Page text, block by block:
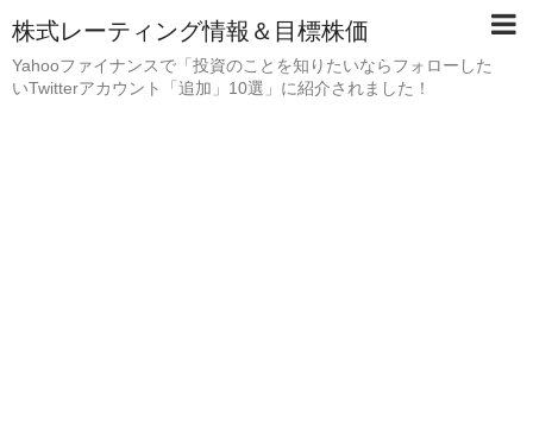
株式レーティング情報＆目標株価
Yahooファイナンスで「投資のことを知りたいならフォローした
いTwitterアカウント「追加」10選」に紹介されました！